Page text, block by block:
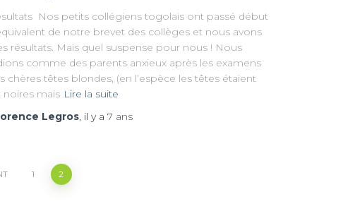
Nos petits collégiens togolais ont passé début
de notre brevet des collèges et nous avons
résultats. Mais quel suspense pour nous ! Nous
comme des parents anxieux après les examens
chères têtes blondes, (en l’espèce les têtes étaient
mais Lire la suite
Legros, il y a 7 ans
1 2